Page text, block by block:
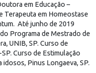
em Educação –
Terapeuta em Homeostase
Até junho de 2019
Programa de Mestrado de
UNIB, SP. Curso de
Curso de Estimulação
idosos, Pinus Longaeva, SP.